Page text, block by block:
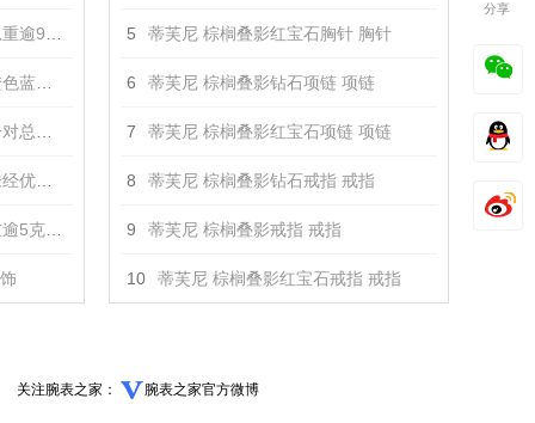
石耳环 耳饰
耳环 耳饰
环 耳饰
石耳环 耳饰
上鸟”耳环 耳饰
5 蒂芙尼 棕榈叠影红宝石胸针 胸针
6 蒂芙尼 棕榈叠影钻石项链 项链
7 蒂芙尼 棕榈叠影红宝石项链 项链
8 蒂芙尼 棕榈叠影钻石戒指 戒指
9 蒂芙尼 棕榈叠影戒指 戒指
10 蒂芙尼 棕榈叠影红宝石戒指 戒指
关注腕表之家： 腕表之家官方微博
分享